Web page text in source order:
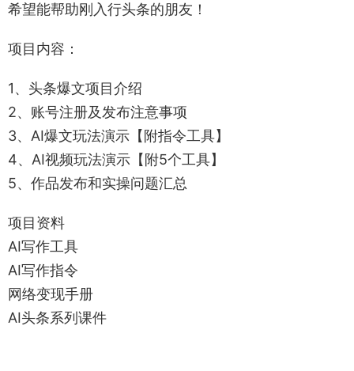
希望能帮助刚入行头条的朋友！
项目内容：
1、头条爆文项目介绍
2、账号注册及发布注意事项
3、AI爆文玩法演示【附指令工具】
4、AI视频玩法演示【附5个工具】
5、作品发布和实操问题汇总
项目资料
AI写作工具
AI写作指令
网络变现手册
AI头条系列课件